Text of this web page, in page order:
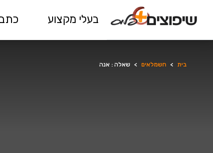
בעלי מקצוע
בית > חשמלאים > שאלה : אנה